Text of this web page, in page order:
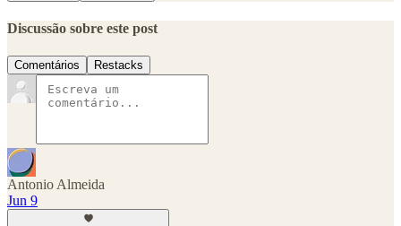
Discussão sobre este post
Comentários Restacks
Antonio Almeida
Jun 9